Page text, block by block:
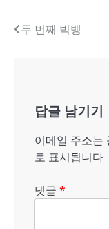
글두 번째 빅뱅
답글 남기기
이메일 주소는
로 표시됩니다
댓글 *